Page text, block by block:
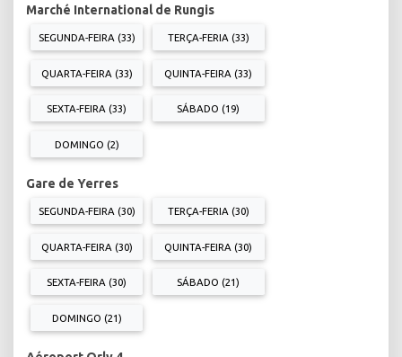
Marché International de Rungis
SEGUNDA-FEIRA (33) TERÇA-FERIA (33)
QUARTA-FEIRA (33) QUINTA-FEIRA (33)
SEXTA-FEIRA (33) SÁBADO (19)
DOMINGO (2)
Gare de Yerres
SEGUNDA-FEIRA (30) TERÇA-FERIA (30)
QUARTA-FEIRA (30) QUINTA-FEIRA (30)
SEXTA-FEIRA (30) SÁBADO (21)
DOMINGO (21)